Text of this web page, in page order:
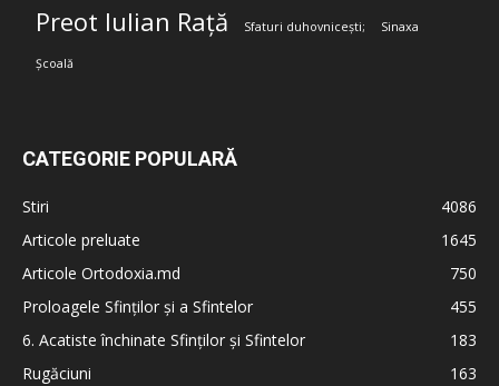
Preot Iulian Rață Sfaturi duhovnicești; Sinaxa
Școală
CATEGORIE POPULARĂ
Stiri
4086
Articole preluate
1645
Articole Ortodoxia.md
750
Proloagele Sfinților și a Sfintelor
455
6. Acatiste închinate Sfinților și Sfintelor
183
Rugăciuni
163